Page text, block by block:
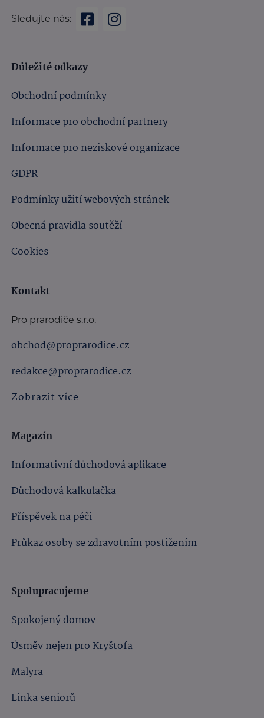
Sledujte nás:
Důležité odkazy
Obchodní podmínky
Informace pro obchodní partnery
Informace pro neziskové organizace
GDPR
Podmínky užití webových stránek
Obecná pravidla soutěží
Cookies
Kontakt
Pro prarodiče s.r.o.
obchod@proprarodice.cz
redakce@proprarodice.cz
Zobrazit více
Magazín
Informativní důchodová aplikace
Důchodová kalkulačka
Příspěvek na péči
Průkaz osoby se zdravotním postižením
Spolupracujeme
Spokojený domov
Úsměv nejen pro Kryštofa
Malyra
Linka seniorů